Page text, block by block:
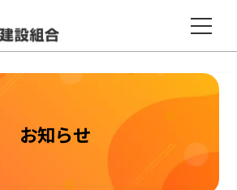
合
お知らせ